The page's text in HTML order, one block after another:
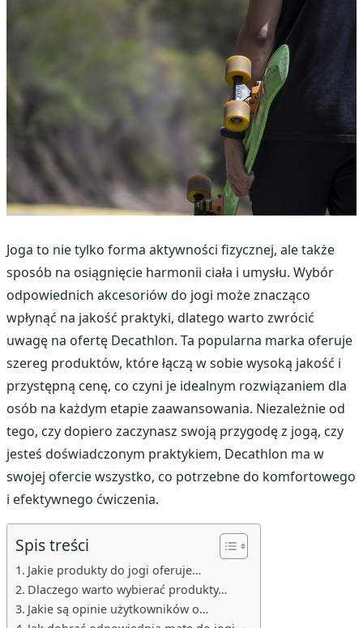
Joga to nie tylko forma aktywności fizycznej, ale także
sposób na osiągnięcie harmonii ciała i umysłu. Wybór
odpowiednich akcesoriów do jogi może znacząco
wpłynąć na jakość praktyki, dlatego warto zwrócić
uwagę na ofertę Decathlon. Ta popularna marka oferuje
szereg produktów, które łączą w sobie wysoką jakość i
przystępną cenę, co czyni je idealnym rozwiązaniem dla
osób na każdym etapie zaawansowania. Niezależnie od
tego, czy dopiero zaczynasz swoją przygodę z jogą, czy
jesteś doświadczonym praktykiem, Decathlon ma w
swojej ofercie wszystko, co potrzebne do komfortowego
i efektywnego ćwiczenia.
Spis treści
Jakie produkty do jogi oferuje…
Dlaczego warto wybierać produkty…
Jakie są opinie użytkowników o…